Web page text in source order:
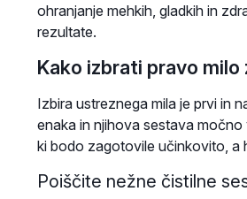
ohranjanje mehkih, gladkih in
rezultate.
Kako izbrati pravo milo
Izbira ustreznega mila je prvi in
enaka in njihova sestava
ki bodo zagotovile učinkovito, a
Poiščite nežne čistilne